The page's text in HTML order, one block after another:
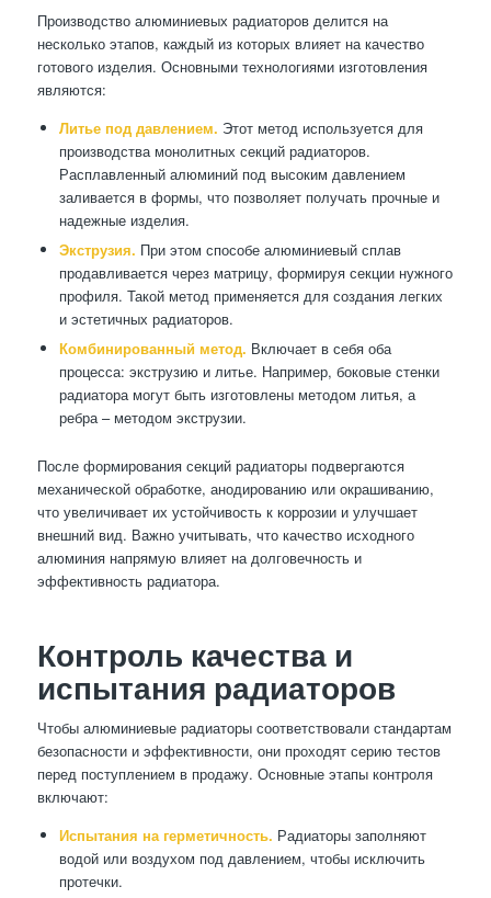
Производство алюминиевых радиаторов делится на
несколько этапов, каждый из которых влияет на качество
готового изделия. Основными технологиями изготовления
являются:
Литье под давлением. Этот метод используется для
производства монолитных секций радиаторов.
Расплавленный алюминий под высоким давлением
заливается в формы, что позволяет получать прочные и
надежные изделия.
Экструзия. При этом способе алюминиевый сплав
продавливается через матрицу, формируя секции нужного
профиля. Такой метод применяется для создания легких
и эстетичных радиаторов.
Комбинированный метод. Включает в себя оба
процесса: экструзию и литье. Например, боковые стенки
радиатора могут быть изготовлены методом литья, а
ребра – методом экструзии.
После формирования секций радиаторы подвергаются
механической обработке, анодированию или окрашиванию,
что увеличивает их устойчивость к коррозии и улучшает
внешний вид. Важно учитывать, что качество исходного
алюминия напрямую влияет на долговечность и
эффективность радиатора.
Контроль качества и
испытания радиаторов
Чтобы алюминиевые радиаторы соответствовали стандартам
безопасности и эффективности, они проходят серию тестов
перед поступлением в продажу. Основные этапы контроля
включают:
Испытания на герметичность. Радиаторы заполняют
водой или воздухом под давлением, чтобы исключить
протечки.